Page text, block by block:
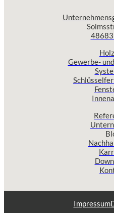
48683
Gewerbe-
Impressum